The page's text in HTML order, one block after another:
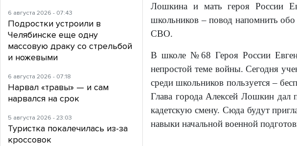
Лошкина и мать героя России
школьников – повод напомнить обо
СВО.
В школе №68 Героя России
непростой теме войны. Сегодня
среди школьников пользуется –
Глава города Алексей Лошкин дал
кадетскую смену. Сюда будут
навыки начальной военной
6 августа 2026 - 07:43
Подростки устроили в
Челябинске еще одну
массовую драку со стрельбой
и ножевыми
6 августа 2026 - 07:18
Нарвал «травы» — и сам
нарвался на срок
5 августа 2026 - 23:03
Туристка покалечилась из-за
кроссовок